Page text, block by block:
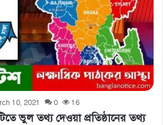
10, 2021 0 16
ভুল তথ্য দেওয়া প্রতিষ্ঠানের তথ্য